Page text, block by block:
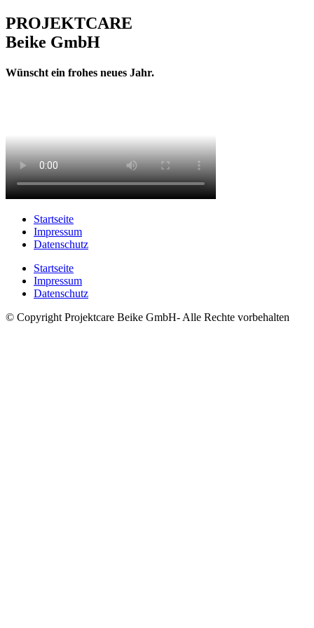
PROJEKTCARE
Beike GmbH
Wünscht ein frohes neues Jahr.
Startseite
Impressum
Datenschutz
Startseite
Impressum
Datenschutz
© Copyright Projektcare Beike GmbH- Alle Rechte vorbehalten